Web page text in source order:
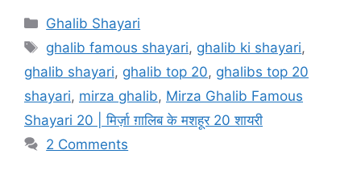
Categories
Ghalib Shayari
Tags
ghalib famous shayari, ghalib ki shayari,
ghalib shayari, ghalib top 20, ghalibs top 20
shayari, mirza ghalib, Mirza Ghalib Famous
Shayari 20 | मिर्ज़ा ग़ालिब के मशहूर 20 शायरी
2 Comments